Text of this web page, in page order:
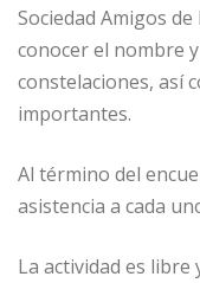
Sociedad Amigos
conocer el nombre
constelaciones, así
importantes.
Al término del
asistencia a cada
La actividad es